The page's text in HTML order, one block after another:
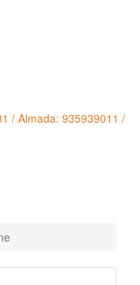
/ Almada: 935939011 /